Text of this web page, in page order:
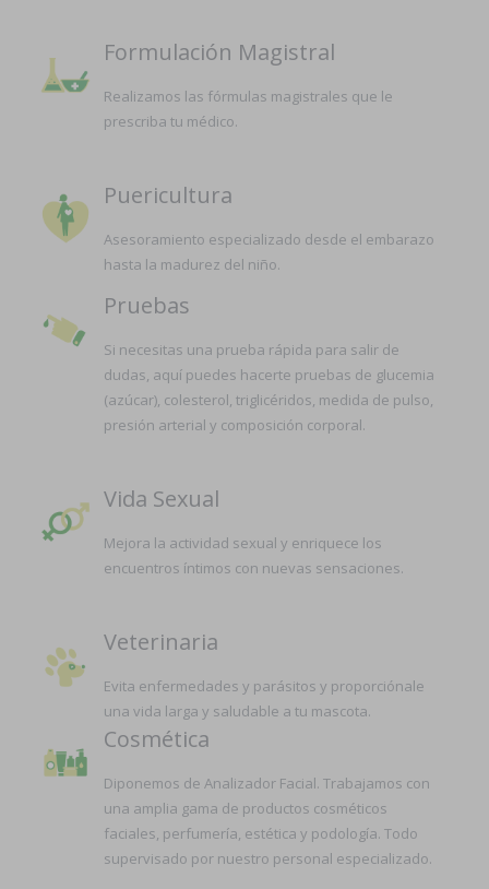
Formulación Magistral
Realizamos las fórmulas magistrales que le
prescriba tu médico.
Puericultura
Asesoramiento especializado desde el embarazo
hasta la madurez del niño.
Pruebas
Si necesitas una prueba rápida para salir de
dudas, aquí puedes hacerte pruebas de glucemia
(azúcar), colesterol, triglicéridos, medida de pulso,
presión arterial y composición corporal.
Vida Sexual
Mejora la actividad sexual y enriquece los
encuentros íntimos con nuevas sensaciones.
Veterinaria
Evita enfermedades y parásitos y proporciónale
una vida larga y saludable a tu mascota.
Cosmética
Diponemos de Analizador Facial. Trabajamos con
una amplia gama de productos cosméticos
faciales, perfumería, estética y podología. Todo
supervisado por nuestro personal especializado.